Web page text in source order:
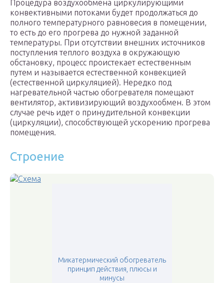
Процедура воздухообмена циркулирующими
конвективными потоками будет продолжаться до
полного температурного равновесия в помещении,
то есть до его прогрева до нужной заданной
температуры. При отсутствии внешних источников
поступления теплого воздуха в окружающую
обстановку, процесс проистекает естественным
путем и называется естественной конвекцией
(естественной циркуляцией). Нередко под
нагревательной частью обогревателя помещают
вентилятор, активизирующий воздухообмен. В этом
случае речь идет о принудительной конвекции
(циркуляции), способствующей ускорению прогрева
помещения.
Строение
Микатермический обогреватель
принцип действия, плюсы и
минусы